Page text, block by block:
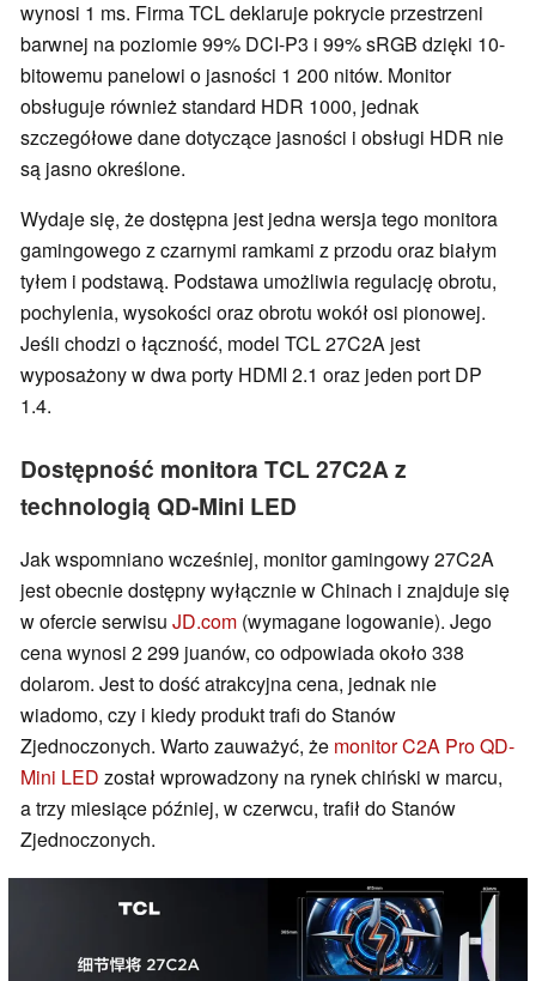
wynosi 1 ms. Firma TCL deklaruje pokrycie przestrzeni
barwnej na poziomie 99% DCI-P3 i 99% sRGB dzięki 10-
bitowemu panelowi o jasności 1 200 nitów. Monitor
obsługuje również standard HDR 1000, jednak
szczegółowe dane dotyczące jasności i obsługi HDR nie
są jasno określone.
Wydaje się, że dostępna jest jedna wersja tego monitora
gamingowego z czarnymi ramkami z przodu oraz białym
tyłem i podstawą. Podstawa umożliwia regulację obrotu,
pochylenia, wysokości oraz obrotu wokół osi pionowej.
Jeśli chodzi o łączność, model TCL 27C2A jest
wyposażony w dwa porty HDMI 2.1 oraz jeden port DP
1.4.
Dostępność monitora TCL 27C2A z
technologią QD-Mini LED
Jak wspomniano wcześniej, monitor gamingowy 27C2A
jest obecnie dostępny wyłącznie w Chinach i znajduje się
w ofercie serwisu JD.com (wymagane logowanie). Jego
cena wynosi 2 299 juanów, co odpowiada około 338
dolarom. Jest to dość atrakcyjna cena, jednak nie
wiadomo, czy i kiedy produkt trafi do Stanów
Zjednoczonych. Warto zauważyć, że monitor C2A Pro QD-
Mini LED został wprowadzony na rynek chiński w marcu,
a trzy miesiące później, w czerwcu, trafił do Stanów
Zjednoczonych.